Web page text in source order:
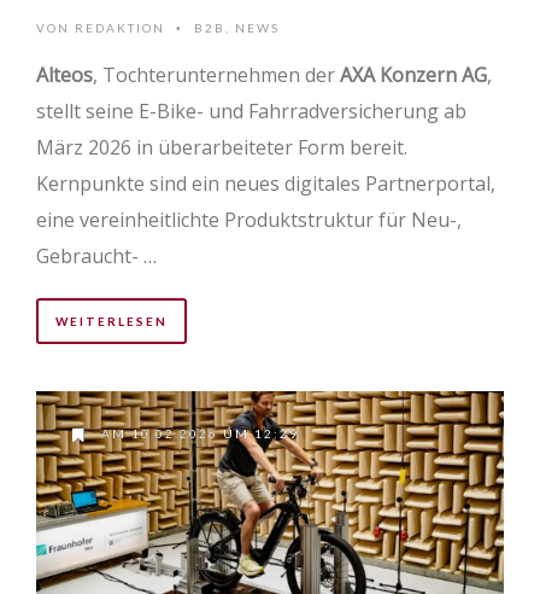
VON REDAKTION • B2B NEWS
Alteos, Tochterunternehmen derAXA Konzern AG,
stellt seine E-Bike- und Fahrradversicherung ab
März 2026 in überarbeiteter Form bereit.
Kernpunkte sind ein neues digitales Partnerportal,
eine vereinheitlichte Produktstruktur für Neu-,
Gebraucht- …
WEITERLESEN
AM 10.02.2026 UM 12:29